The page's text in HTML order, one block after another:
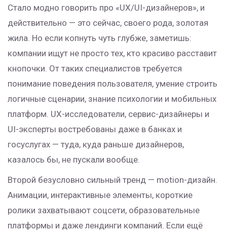
Стало модно говорить про «UX/UI-дизайнеров», и
действительно — это сейчас, своего рода, золотая
жила. Но если копнуть чуть глубже, заметишь:
компании ищут не просто тех, кто красиво расставит
кнопочки. От таких специалистов требуется
понимание поведения пользователя, умение строить
логичные сценарии, знание психологии и мобильных
платформ. UX-исследователи, сервис-дизайнеры и
UI-эксперты востребованы даже в банках и
госуслугах — туда, куда раньше дизайнеров,
казалось бы, не пускали вообще.
Второй безусловно сильный тренд — motion-дизайн.
Анимации, интерактивные элементы, короткие
ролики захватывают соцсети, образовательные
платформы и даже лендинги компаний. Если ещё